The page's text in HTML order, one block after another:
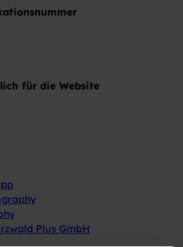
für die Website
Plus GmbH